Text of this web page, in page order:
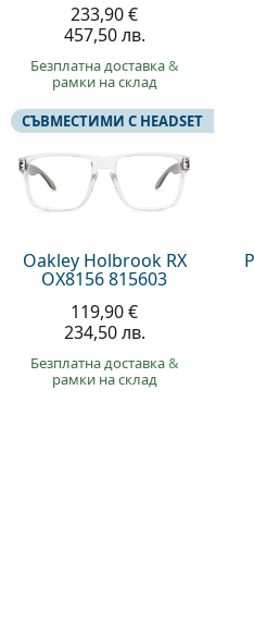
233,90 €
457,50 лв.
Безплатна доставка&
рамки на склад
Oakley Holbrook RX
OX8156 815603
СЪВМЕСТИМИ С HEADSET
119,90 €
234,50 лв.
Безплатна доставка&
рамки на склад